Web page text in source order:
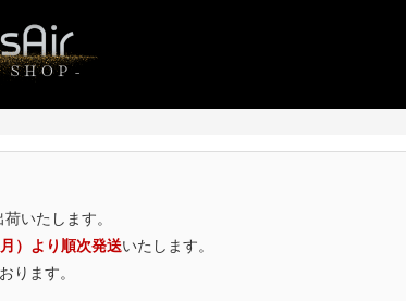
いたします。
）より順次発送いたします。
ります。